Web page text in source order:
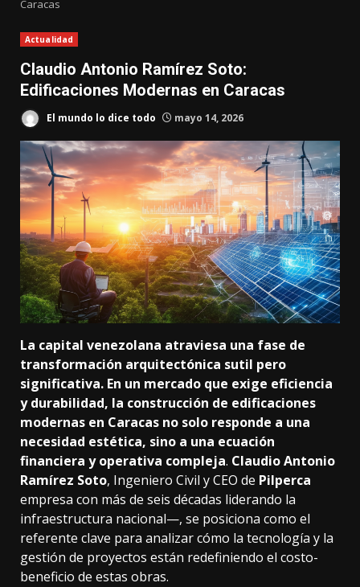
Caracas
Actualidad
Claudio Antonio Ramírez Soto:
Edificaciones Modernas en Caracas
El mundo lo dice todo mayo 14, 2026
La capital venezolana atraviesa una fase de
transformación arquitectónica sutil pero
significativa. En un mercado que exige eficiencia
y durabilidad, la construcción de edificaciones
modernas en Caracas no solo responde a una
necesidad estética, sino a una ecuación
financiera y operativa compleja. Claudio Antonio
Ramírez Soto, Ingeniero Civil y CEO de Pilperca
empresa con más de seis décadas liderando la
infraestructura nacional—, se posiciona como el
referente clave para analizar cómo la tecnología y la
gestión de proyectos están redefiniendo el costo-
beneficio de estas obras.